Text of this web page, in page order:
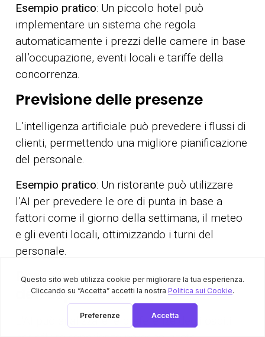
Esempio pratico: Un piccolo hotel può
implementare un sistema che regola
automaticamente i prezzi delle camere in base
all’occupazione, eventi locali e tariffe della
concorrenza.
Previsione delle presenze
L’intelligenza artificiale può prevedere i flussi di
clienti, permettendo una migliore pianificazione
del personale.
Esempio pratico: Un ristorante può utilizzare
l’AI per prevedere le ore di punta in base a
fattori come il giorno della settimana, il meteo
e gli eventi locali, ottimizzando i turni del
personale.
Personalizzazione
dell’esperienza ospite
L’AI può analizzare le preferenze degli ospiti